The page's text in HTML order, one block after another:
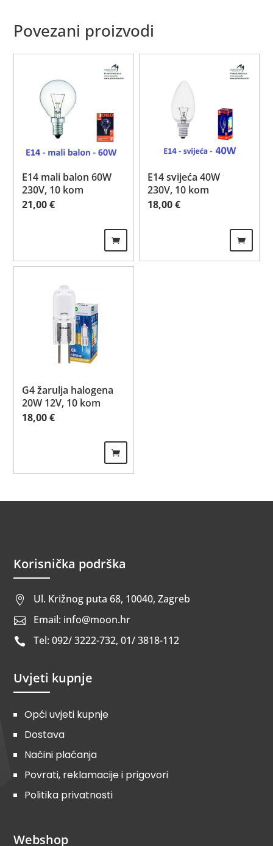
Povezani proizvodi
E14 mali balon 60W
230V, 10 kom
21,00€
E14 svijeća 40W
230V, 10 kom
18,00€
G4 žarulja halogena
20W 12V, 10 kom
18,00€
Korisnička podrška
 Ul. Križnog puta 68, 10040, Zagreb
 Email: info@moon.hr
 Tel: 092/ 3222-732, 01/ 3818-112
Uvjeti kupnje
Opći uvjeti kupnje
Dostava
Načini plaćanja
Povrati, reklamacije i prigovori
Politika privatnosti
Webshop